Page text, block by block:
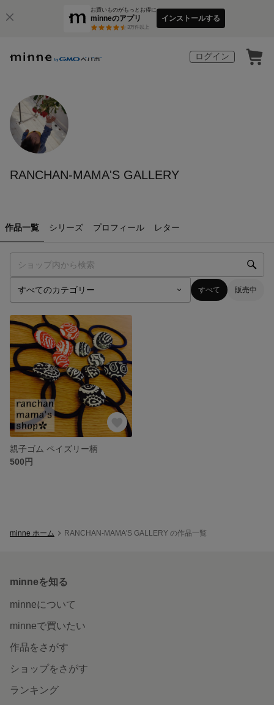
お買いものがもっとお得に
minneのアプリ
3万件以上
インストールする
ログイン
RANCHAN-MAMA'S GALLERY
作品一覧 シリーズ プロフィール レター
すべて 販売中
親子ゴム ペイズリー柄
500円
minne ホーム RANCHAN-MAMA'S GALLERY の作品一覧
minneを知る
minneについて
minneで買いたい
作品をさがす
ショップをさがす
ランキング